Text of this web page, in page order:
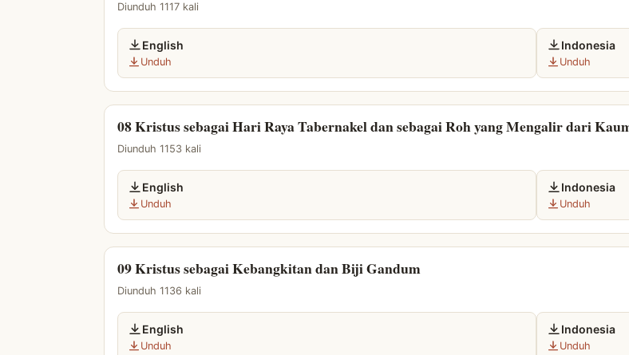
Diunduh 1117 kali
English
Unduh
Indonesia
Unduh
08 Kristus sebagai Hari Raya Tabernakel dan sebagai Roh yang Mengalir dari
Diunduh 1153 kali
English
Unduh
Indonesia
Unduh
09 Kristus sebagai Kebangkitan dan Biji Gandum
Diunduh 1136 kali
English
Unduh
Indonesia
Unduh